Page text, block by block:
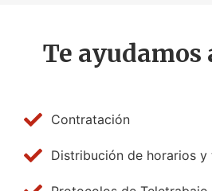
Te
Contratación
Distribución de horarios